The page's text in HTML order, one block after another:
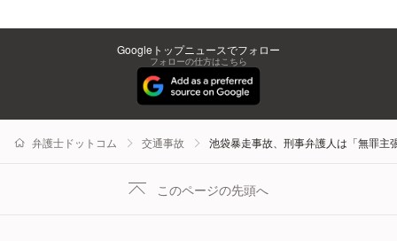
Googleトップニュースでフォロー
フォローの仕方はこちら
弁護士ドットコム 交通事故 池袋暴走事故、刑事弁護人は「無罪
このページの先頭へ